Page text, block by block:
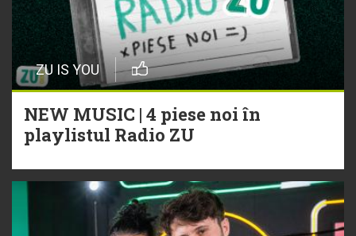
ZU IS YOU
NEW MUSIC | 4 piese noi în
playlistul Radio ZU